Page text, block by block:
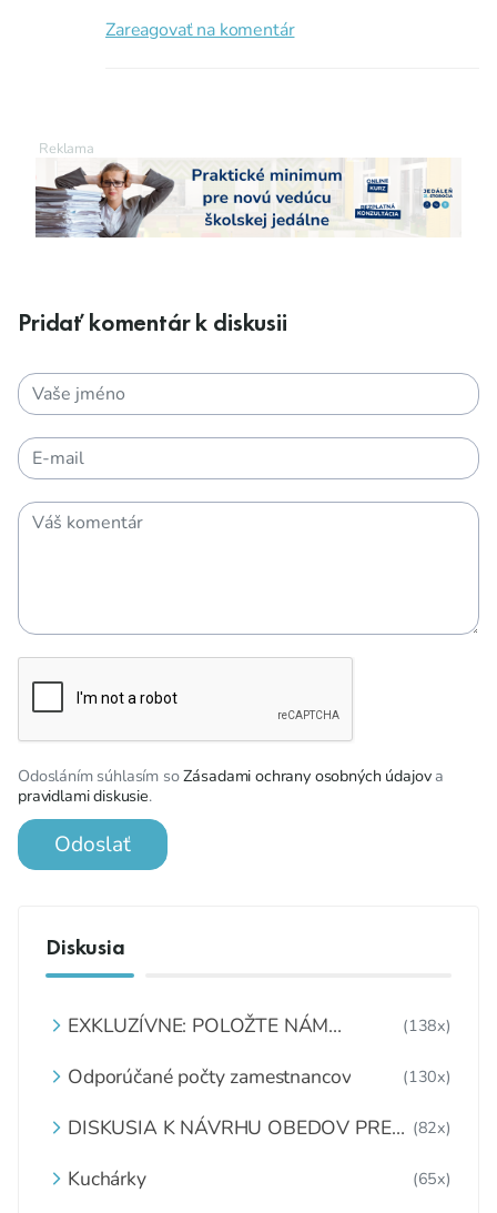
Zareagovať na komentár
Pridať komentár k diskusii
Odosláním súhlasím soZásadami ochrany osobných údajova
pravidlami diskusie.
Odoslať
Diskusia
EXKLUZÍVNE: POLOŽTE NÁM
(138x)
Odporúčané počty zamestnancov (130x)
DISKUSIA K NÁVRHU OBEDOV PRE
(82x)
Kuchárky (65x)